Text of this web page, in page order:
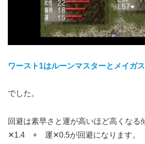
ワースト1はルーンマスターとメイガ
でした。
回避は素早さと運が高いほど高くなる
✕1.4 + 運✕0.5が回避になります。